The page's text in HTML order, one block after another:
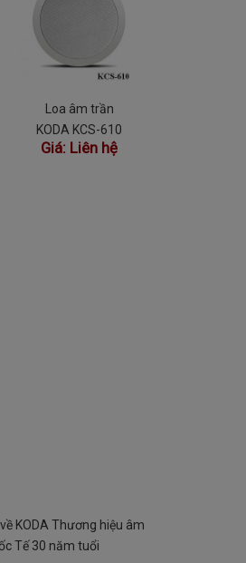
Loa âm trần
KODA KCS-610
Giá: Liên hệ
KODA Thương hiệu âm
Tế 30 năm tuổi